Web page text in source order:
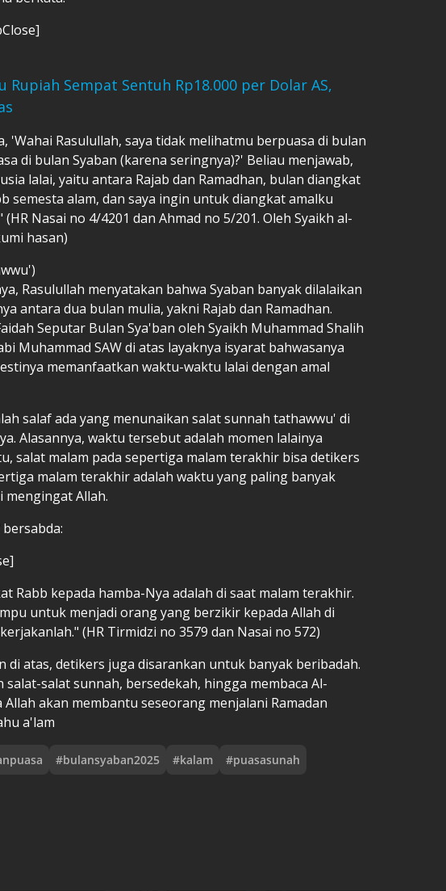
Rupiah Sempat Sentuh Rp18.000 per Dolar AS,
'Wahai Rasulullah, saya tidak melihatmu berpuasa di bulan
di bulan Syaban (karena seringnya)?' Beliau menjawab,
lalai, yaitu antara Rajab dan Ramadhan, bulan diangkat
semesta alam, dan saya ingin untuk diangkat amalku
Nasai no 4/4201 dan Ahmad no 5/201. Oleh Syaikh al-
hasan)
Rasulullah menyatakan bahwa Syaban banyak dilalaikan
antara dua bulan mulia, yakni Rajab dan Ramadhan.
Seputar Bulan Sya'ban oleh Syaikh Muhammad Shalih
Muhammad SAW di atas layaknya isyarat bahwasanya
memanfaatkan waktu-waktu lalai dengan amal
salaf ada yang menunaikan salat sunnah tathawwu' di
Alasannya, waktu tersebut adalah momen lalainya
salat malam pada sepertiga malam terakhir bisa detikers
malam terakhir adalah waktu yang paling banyak
mengingat Allah.
Rabb kepada hamba-Nya adalah di saat malam terakhir.
untuk menjadi orang yang berzikir kepada Allah di
(HR Tirmidzi no 3579 dan Nasai no 572)
di atas, detikers juga disarankan untuk banyak beribadah.
salat sunnah, bersedekah, hingga membaca Al-
Allah akan membantu seseorang menjalani Ramadan
a'lam
#bulansyaban2025 #kalam #puasasunah